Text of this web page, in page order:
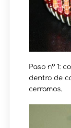
Paso nº 1:
dentro de
cerramos.